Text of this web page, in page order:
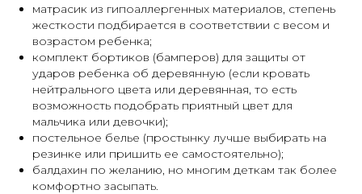
матрасик из гипоаллергенных материалов, степень
жесткости подбирается в соответствии с весом и
возрастом ребенка;
комплект бортиков (бамперов) для защиты от
ударов ребенка об деревянную (если кровать
нейтрального цвета или деревянная, то есть
возможность подобрать приятный цвет для
мальчика или девочки);
постельное белье (простынку лучше выбирать на
резинке или пришить ее самостоятельно);
балдахин по желанию, но многим деткам так более
комфортно засыпать.